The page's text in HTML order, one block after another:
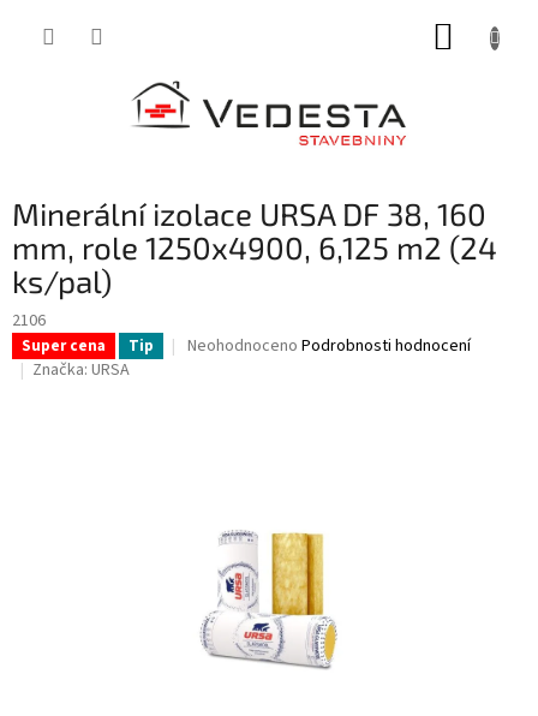
Minerální izolace URSA DF 38, 160
mm, role 1250x4900, 6,125 m2 (24
ks/pal)
2106
Super cena Tip
Průměrné
Neohodnoceno Podrobnosti hodnocení
Značka: URSA